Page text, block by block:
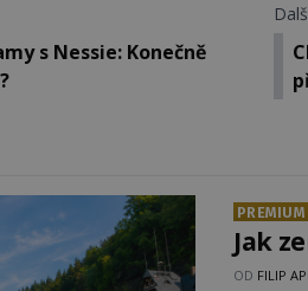
s Nessie: Konečně
PREMIUM
Jak
OD FILIP